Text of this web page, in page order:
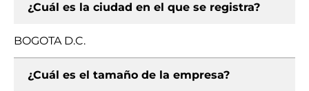
¿Cuál es la ciudad en el que se registra?
BOGOTA D.C.
¿Cuál es el tamaño de la empresa?